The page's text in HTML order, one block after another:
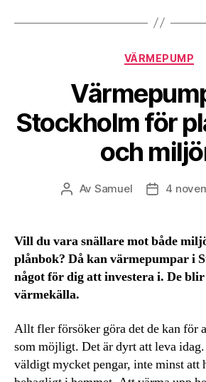
VÄRMEPUMP
Stockholm för
och
Inläggsförfattare
Av Samuel 4
Vill du vara snällare mot både
plånbok? Då kan värmepumpar i
något för dig att investera i. De
värmekälla.
Allt fler försöker göra det de kan för
som möjligt. Det är dyrt att leva
väldigt mycket pengar, inte minst att